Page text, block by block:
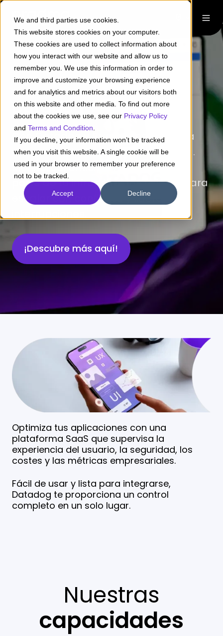
We and third parties use cookies.
This website stores cookies on your computer.
These cookies are used to collect information about
how you interact with our website and allow us to
remember you. We use this information in order to
improve and customize your browsing experience
and for analytics and metrics about our visitors both
on this website and other media. To find out more
about the cookies we use, see our Privacy Policy
and Terms and Condition
If you decline, your information won’t be tracked
when you visit this website. A single cookie will be
used in your browser to remember your preference
not to be tracked.
Accept Decline
Datadog + Pragma
Con Datadog y Pragma convierte la
observabilidad en tu mayor ventaja.
Monitorea, anticipa y optimiza cada
parte de tu infraestructura digital para
escalar con confianza y liderar sin
¡Descubre más aquí!
Optimiza tus aplicaciones con una
plataforma SaaS que supervisa la
experiencia del usuario, la seguridad, los
costes y las métricas empresariales.
Fácil de usar y lista para integrarse,
Datadog te proporciona un control
completo en un solo lugar.
Nuestras
capacidades